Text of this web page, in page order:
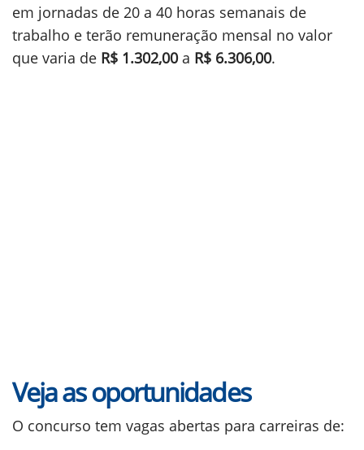
em jornadas de 20 a 40 horas semanais de
trabalho e terão remuneração mensal no valor
que varia de R$ 1.302,00a R$ 6.306,00.
Veja as oportunidades
O concurso tem vagas abertas para carreiras de: